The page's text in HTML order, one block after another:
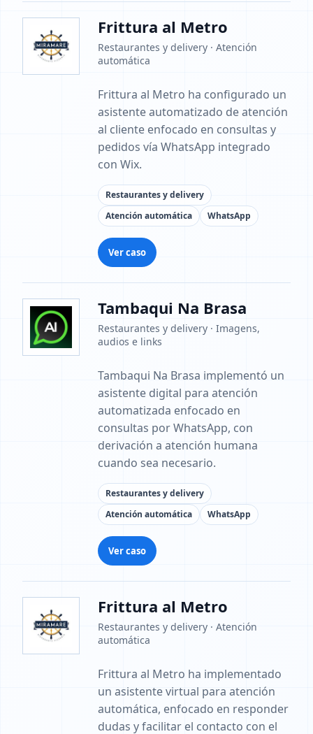
Frittura al Metro
Restaurantes y delivery · Atención
automática
Frittura al Metro ha configurado un
asistente automatizado de atención
al cliente enfocado en consultas y
pedidos vía WhatsApp integrado
con Wix.
Restaurantes y delivery
Atención automática
WhatsApp
Ver caso
Tambaqui Na Brasa
Restaurantes y delivery · Imagens,
audios e links
Tambaqui Na Brasa implementó un
asistente digital para atención
automatizada enfocado en
consultas por WhatsApp, con
derivación a atención humana
cuando sea necesario.
Restaurantes y delivery
Atención automática
WhatsApp
Ver caso
Frittura al Metro
Restaurantes y delivery · Atención
automática
Frittura al Metro ha implementado
un asistente virtual para atención
automática, enfocado en responder
dudas y facilitar el contacto con el